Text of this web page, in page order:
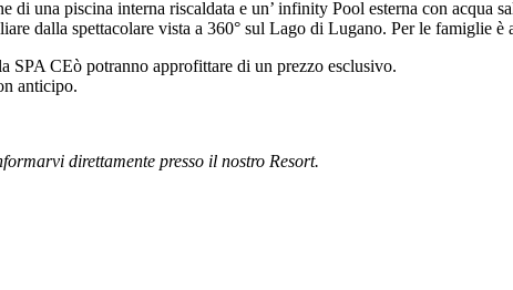
una piscina interna riscaldata e un’ infinity Pool esterna con acqua
dalla spettacolare vista a 360° sul Lago di Lugano. Per le famiglie
SPA CEò potranno approfittare di un prezzo esclusivo.
anticipo.
direttamente presso il nostro Resort.